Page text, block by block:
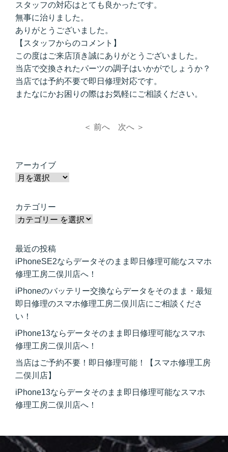
スタッフの対応はとても良かったです。
無事に治りました。
ありがとうございました。
【スタッフからのコメント】
この度はご来店頂き誠にありがとうございました。
当店で交換されたパーツの調子はいかがでしょうか？
当店では予約不要で即日修理対応です。
またなにかお困りの際はお気軽にご相談ください。
＜ 前へ 次へ ＞
アーカイブ
カテゴリー
最近の投稿
iPhoneSE2ならデータそのまま即日修理可能なスマホ
修理工房二俣川店へ！
iPhoneのバッテリー交換ならデータをそのまま・最短
即日修理のスマホ修理工房二俣川店にご相談くださ
い！
iPhone13ならデータそのまま即日修理可能なスマホ
修理工房二俣川店へ！
当店はご予約不要！即日修理可能！【スマホ修理工房
二俣川店】
iPhone13ならデータそのまま即日修理可能なスマホ
修理工房二俣川店へ！